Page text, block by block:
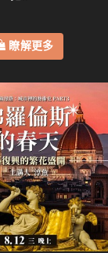
瞭解更多